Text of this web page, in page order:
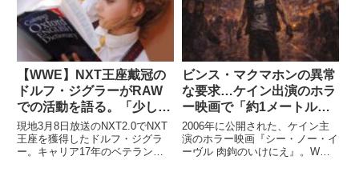
大量のお見舞いが届いたことを明
かしました。プライベートでは
素...
はイケメン二郎とのシングルマッ
チでした。最近のWWE...
【WWE】NXT王座戴冠の
ドルフ・ジグラーがRAW
での活動を語る。「少し退
屈になってしまった」
現地3月8日放送のNXT2.0でNXT
王座を獲得したドルフ・ジグラ
ー。キャリア17年のベテランに
ビンス・マクマホンの異常
な要求…ケイン出演のホラ
ー映画で「約1メートルの
デカチン設定にしろ！画面
に出せ！」
2006年に公開された、ケイン主
演のホラー映画『シー・ノー・イ
ーヴル 肉鉤のいけにえ』。WWE